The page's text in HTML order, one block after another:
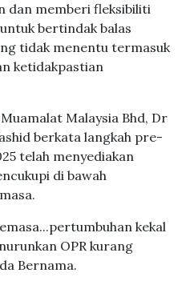
dan memberi fleksibiliti
bertindak balas
tidak menentu termasuk
ketidakpastian
Malaysia Bhd, Dr
berkata langkah pre-
telah menyediakan
di bawah
kekal
OPR kurang
Bernama.